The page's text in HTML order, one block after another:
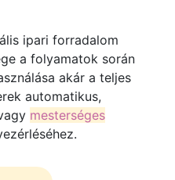
ipari forradalom
a folyamatok során
akár a teljes
automatikus,
mesterséges